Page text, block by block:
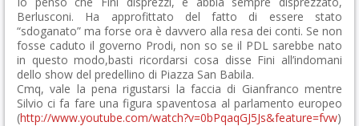
Berlusconi. Ha approfittato del fatto di essere stato
“sdoganato” ma forse ora è davvero alla resa dei conti. Se non
fosse caduto il governo Prodi, non so se il PDL sarebbe nato
in questo modo,basti ricordarsi cosa disse Fini all’indomani
dello show del predellino di Piazza San Babila.
Cmq, vale la pena rigustarsi la faccia di Gianfranco mentre
Silvio ci fa fare una figura spaventosa al parlamento europeo
(http://www.youtube.com/watch?v=0bPqaqGJ5Js&feature=fvw)